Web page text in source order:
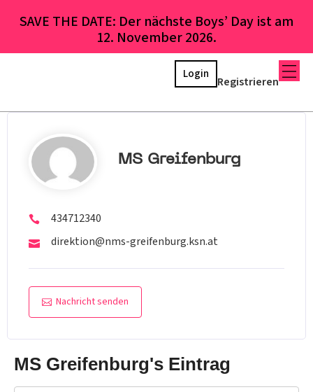
SAVE THE DATE: Der nächste Boys’ Day ist am
12. November 2026.
Registrieren
Login
MS Greifenburg
434712340
direktion@nms-greifenburg.ksn.at
Nachricht senden
MS Greifenburg's Eintrag